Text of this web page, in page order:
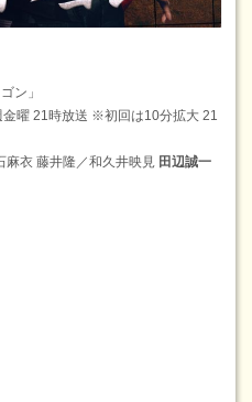
ン」
金曜 21時放送 ※初回は10分拡大 21
麻衣 藤井隆／和久井映見 田辺誠一